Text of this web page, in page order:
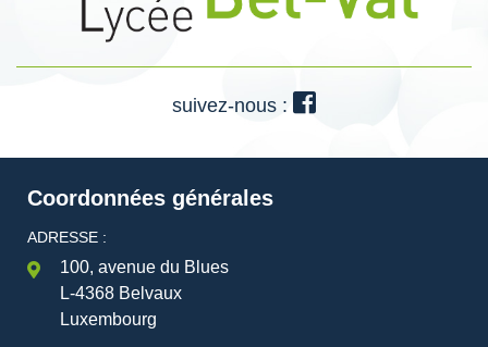
suivez-nous :
Coordonnées générales
ADRESSE :
100, avenue du Blues
L-4368 Belvaux
Luxembourg